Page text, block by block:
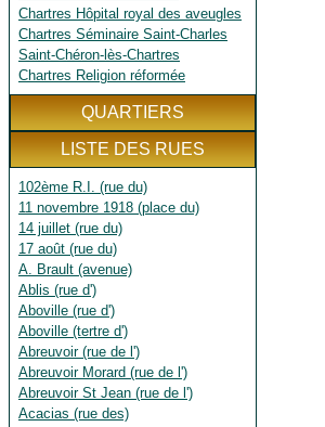
Chartres Hôpital royal des aveugles
Chartres Séminaire Saint-Charles
Saint-Chéron-lès-Chartres
Chartres Religion réformée
QUARTIERS
LISTE DES RUES
102ème R.I. (rue du)
11 novembre 1918 (place du)
14 juillet (rue du)
17 août (rue du)
A. Brault (avenue)
Ablis (rue d')
Aboville (rue d')
Aboville (tertre d')
Abreuvoir (rue de l')
Abreuvoir Morard (rue de l')
Abreuvoir St Jean (rue de l')
Acacias (rue des)